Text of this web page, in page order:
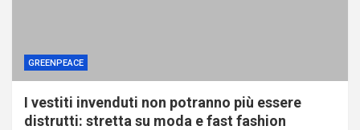
GREENPEACE
I vestiti invenduti non potranno più essere
distrutti: stretta su moda e fast fashion